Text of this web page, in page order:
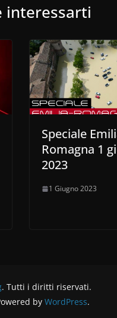
interessarti
Speciale
Romagna 1
2023
1 Giugno 2023
. Tutti i diritti riservati.
by WordPress.